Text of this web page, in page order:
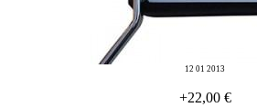
12 01 2013
+22,00 €